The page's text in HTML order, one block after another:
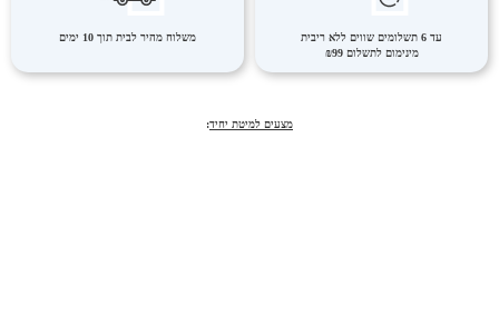
עד 6 תשלומים שווים ללא ריבית
מינימום לתשלום ₪99
משלוח מהיר לבית תוך 10 ימים
מצעים למיטת יחיד: